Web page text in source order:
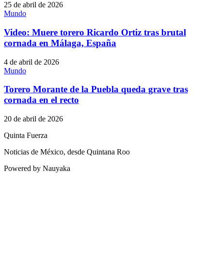
25 de abril de 2026
Mundo
Video: Muere torero Ricardo Ortiz tras brutal
cornada en Málaga, España
4 de abril de 2026
Mundo
Torero Morante de la Puebla queda grave tras
cornada en el recto
20 de abril de 2026
Quinta Fuerza
Noticias de México, desde Quintana Roo
Powered by Nauyaka